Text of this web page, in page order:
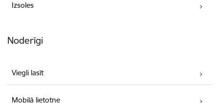
Izsoles
Noderīgi
Viegli lasīt
Mobilā lietotne